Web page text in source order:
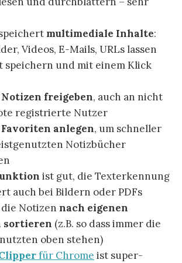
multimediale Inhalte:
Videos, E-Mails, URLs lassen
speichern und mit einem Klick
Notizen freigeben, auch an nicht
registrierte Nutzer
Favoriten anlegen, um schneller
Notizbücher
ist gut, die Texterkennung
auch bei Bildern oder PDFs
Notizen nach eigenen
sortieren (z.B. so dass immer die
oben stehen)
für Chrome ist super-